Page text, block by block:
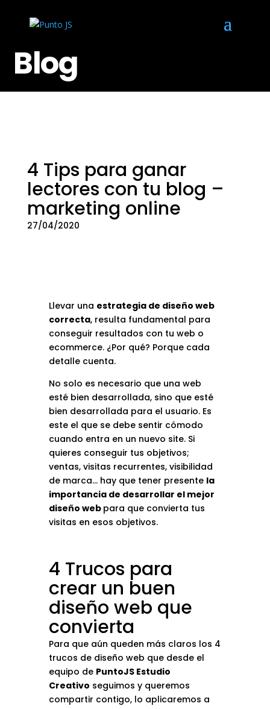
Blog
4 Tips para ganar
lectores con tu blog –
marketing online
27/04/2020
Llevar una estrategia de diseño web
correcta, resulta fundamental para
conseguir resultados con tu web o
ecommerce. ¿Por qué? Porque cada
detalle cuenta.
No solo es necesario que una web
esté bien desarrollada, sino que esté
bien desarrollada para el usuario. Es
este el que se debe sentir cómodo
cuando entra en un nuevo site. Si
quieres conseguir tus objetivos;
ventas, visitas recurrentes, visibilidad
de marca… hay que tener presente la
importancia de desarrollar el mejor
diseño web para que convierta tus
visitas en esos objetivos.
4 Trucos para
crear un buen
diseño web que
convierta
Para que aún queden más claros los 4
trucos de diseño web que desde el
equipo de PuntoJS Estudio
Creativo seguimos y queremos
compartir contigo, lo aplicaremos a